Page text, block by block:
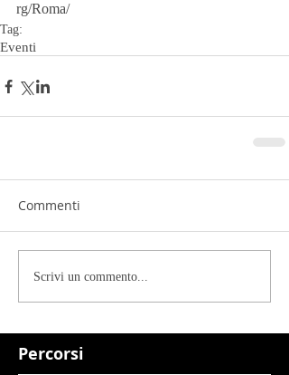
Percorsi
rg/Roma/
Tag:
Eventi
Commenti
Scrivi un commento...